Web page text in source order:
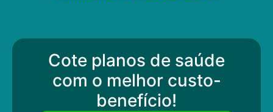
Cote planos de saúde
com o melhor custo-
benefício!